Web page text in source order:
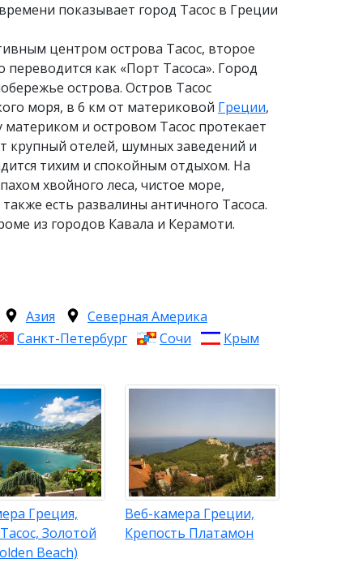
показывает город Тасос в Греции
центром острова Тасос, второе
как «Порт Тасоса». Город
острова. Остров Тасос
моря, в 6 км от материковой Греции,
и островом Тасос протекает
крупный отелей, шумных заведений и
тихим и спокойным отдыхом. На
хвойного леса, чистое море,
есть развалины античного Тасоса.
из городов Кавала и Керамоти.
Азия
Северная Америка
Санкт-Петербург Сочи
Крым
Греция,
Золотой
Beach)
Веб-камера Греции,
Крепость Платамон